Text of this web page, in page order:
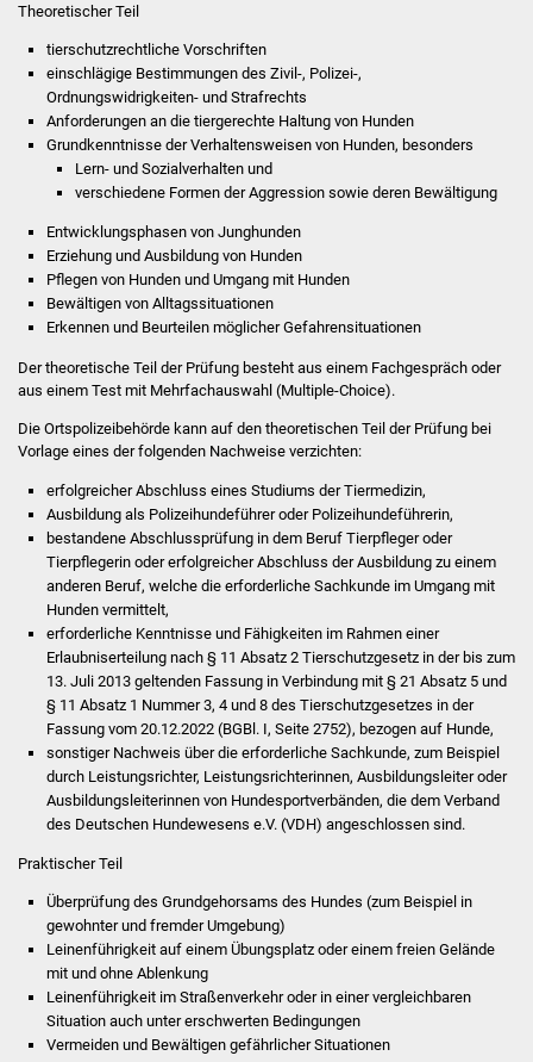
Dienstleistungen
Lebenslagen
Bürgerinfos
Bildung
Schulen
Kindergärten
Kolping-Musikschule
Volkshochschule
Soziale Einrichtungen
Kirchen
Lokale Agenda
Jugendhaus
Fachteam Jugend
Familienzentrum
Stadtwerke
Suenergie
Theoretischer Teil
tierschutzrechtliche Vorschriften
einschlägige Bestimmungen des Zivil-, Polizei-,
Ordnungswidrigkeiten- und Strafrechts
Anforderungen an die tiergerechte Haltung von Hunden
Grundkenntnisse der Verhaltensweisen von Hunden, besonders
Lern- und Sozialverhalten und
verschiedene Formen der Aggression sowie deren Bewältigung
Entwicklungsphasen von Junghunden
Erziehung und Ausbildung von Hunden
Pflegen von Hunden und Umgang mit Hunden
Bewältigen von Alltagssituationen
Erkennen und Beurteilen möglicher Gefahrensituationen
Der theoretische Teil der Prüfung besteht aus einem Fachgespräch oder
aus einem Test mit Mehrfachauswahl (Multiple-Choice).
Die Ortspolizeibehörde kann auf den theoretischen Teil der Prüfung bei
Vorlage eines der folgenden Nachweise verzichten:
erfolgreicher Abschluss eines Studiums der Tiermedizin,
Ausbildung als Polizeihundeführer oder Polizeihundeführerin,
bestandene Abschlussprüfung in dem Beruf Tierpfleger oder
Tierpflegerin odererfolgreicher Abschluss der Ausbildung zu einem
anderen Beruf, welche die erforderliche Sachkunde im Umgang mit
Hunden vermittelt,
erforderliche Kenntnisse und Fähigkeiten im Rahmen einer
Erlaubniserteilung nach § 11 Absatz 2 Tierschutzgesetz in der bis zum
13. Juli 2013 geltenden Fassung in Verbindung mit § 21 Absatz 5 und
§ 11 Absatz 1 Nummer 3, 4 und 8 des Tierschutzgesetzes in der
Fassung vom 20.12.2022 (BGBl. I, Seite 2752), bezogen auf Hunde,
sonstiger Nachweis über die erforderliche Sachkunde, zum Beispiel
durch L eistungsrichter, Leistungsrichterinnen, Ausbildungsleiter oder
Ausbildungsleiterinnen von Hundesportverbänden, die dem Verband
des Deutschen Hundewesens e.V. (VDH) angeschlossen sind.
Praktischer Teil
Überprüfung des Grundgehorsams des Hundes (zum Beispiel in
gewohnter und fremder Umgebung)
Leinenführigkeit auf einem Übungsplatz oder einem freien Gelände
mit und ohne Ablenkung
Leinenführigkeit im Straßenverkehr oder in einer vergleichbaren
Situation auch unter erschwerten Bedingungen
Vermeiden und Bewältigen gefährlicher Situationen